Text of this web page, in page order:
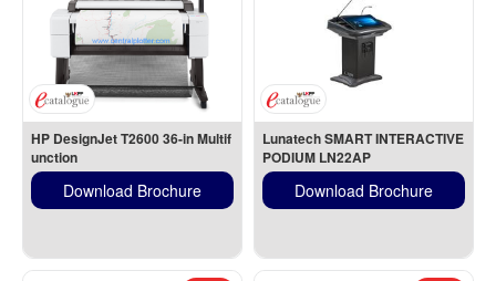
HP DesignJet T2600 36-in Multif
unction
Download Brochure
Lunatech SMART INTERACTIVE
PODIUM LN22AP
Download Brochure